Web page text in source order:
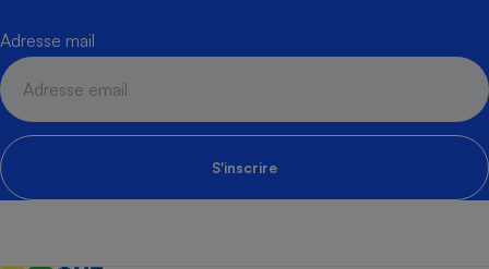
Adresse mail
S'inscrire